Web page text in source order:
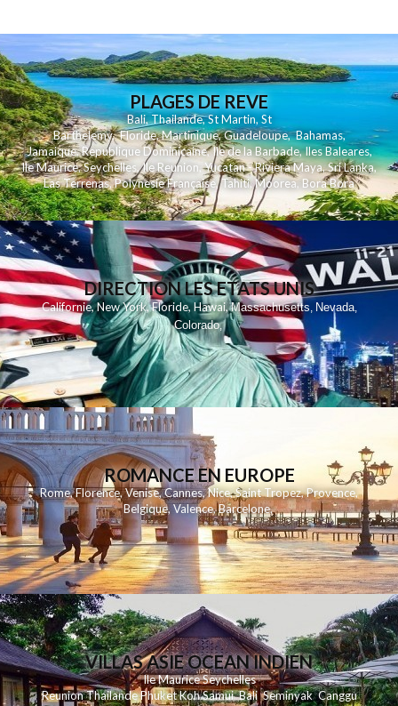
PLAGES DE REVE
Bali,Thailande,St Martin,St
Barthelemy,Floride,Martinique,Guadeloupe,Bahamas,
Jamaique,Republique Dominicaine,Ile de la Barbade,Iles Baleares,
Ile Maurice,Seychelles,Ile Reunion,Yucatan - Riviera Maya,Sri Lanka,
Las Terrenas,Polynesie Française,Tahiti,Moorea, Bora Bora
DIRECTION LES ETATS UNIS
Californie,New York,Floride,Hawai,Massachusetts, Nevada,
Colorado,
ROMANCE EN EUROPE
Rome,Florence,Venise,Cannes,Nice,Saint Tropez,Provence,
Belgique,Valence,Barcelone,
VILLAS ASIE OCEAN INDIEN
Ile MauriceSeychelles
ReunionThailandePhuketKohSamui Bali SeminyakCanggu